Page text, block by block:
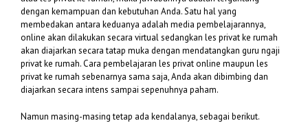
dengan kemampuan dan kebutuhan Anda. Satu hal yang
membedakan antara keduanya adalah media pembelajarannya,
online akan dilakukan secara virtual sedangkan les privat ke rumah
akan diajarkan secara tatap muka dengan mendatangkan guru ngaji
privat ke rumah. Cara pembelajaran les privat online maupun les
privat ke rumah sebenarnya sama saja, Anda akan dibimbing dan
diajarkan secara intens sampai sepenuhnya paham.
Namun masing-masing tetap ada kendalanya, sebagai berikut.